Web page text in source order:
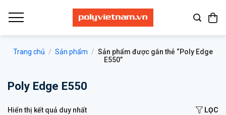
qua
Trang chủ / Sản phẩm / Sản phẩm được gắn thẻ “Poly Edge
E550”
Poly Edge E550
Hiển thị kết quả duy nhất LỌC